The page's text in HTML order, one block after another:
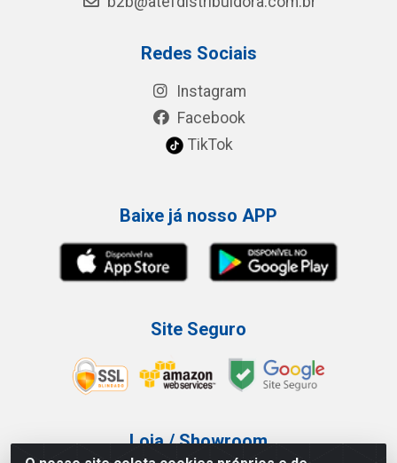
Redes Sociais
Instagram
Facebook
TikTok
Baixe já nosso APP
Site Seguro
Loja / Showroom